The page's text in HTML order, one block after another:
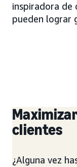
inspiradora de
pueden lograr
clientes
¿Alguna vez